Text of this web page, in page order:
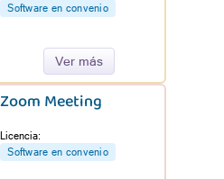
Software en convenio
Ver más
Zoom Meeting
Licencia:
Software en convenio